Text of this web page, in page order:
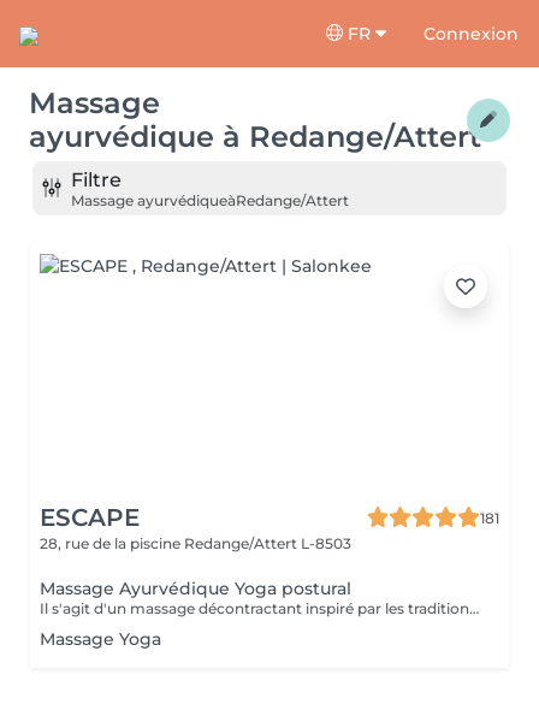
FR Connexion
Massage
ayurvédique à Redange/Attert
Filtre
Massage ayurvédiqueàRedange/Attert
ESCAPE
181
28, rue de la piscine Redange/Attert L-8503
Massage Ayurvédique Yoga postural
Il s'agit d'un massage décontractant inspiré par les traditions indiennes d'Ayurvéda et de Yoga. Cette technique qui permet de redonner de l'élasticité à la colonne vertébrale, utilise des mouvements, des flexions et des torsions qui sont parfaitement harmonisées entre elles, ce qui va permettre au corps de s'étirer et de s'échauffer. La technique peut se réaliser avec les mains et avec les pieds, en fonction du cas. BÉNÉFICES DU MASSAGE AYURDÉVIQUE YOGA POSTURAL Connexion avec une respiration consciente Promeut la flexibilité des muscles et la mobilité des articulations Aide à améliorer la posture en contribuant au bien-être et à l'équilibre du corps.
Massage Yoga